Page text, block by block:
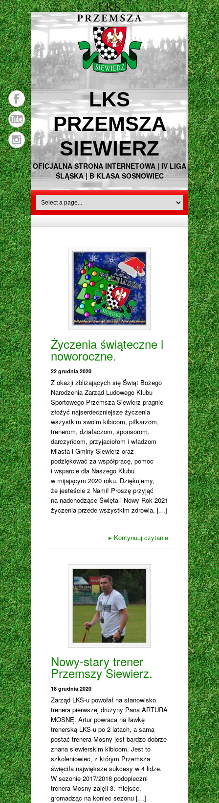
LKS
PRZEMSZA
SIEWIERZ
OFICJALNA STRONA INTERNETOWA | IV LIGA
ŚLĄSKA | B KLASA SOSNOWIEC
Życzenia świąteczne i
noworoczne.
22 grudnia 2020
Z okazji zbliżających się Świąt Bożego
Narodzenia Zarząd Ludowego Klubu
Sportowego Przemsza Siewierz pragnie
złożyć najserdeczniejsze życzenia
wszystkim swoim kibicom, piłkarzom,
trenerom, działaczom, sponsorom,
darczyńcom, przyjaciołom i władzom
Miasta i Gminy Siewierz oraz
podziękować za współpracę, pomoc
i wsparcie dla Naszego Klubu
w mijającym 2020 roku. Dziękujemy,
że jesteście z Nami! Proszę przyjąć
na nadchodzące Święta i Nowy Rok 2021
życzenia przede wszystkim zdrowia, […]
▸ Kontynuuj czytanie
Nowy-stary trener
Przemszy Siewierz.
18 grudnia 2020
Zarząd LKS-u powołał na stanowisko
trenera pierwszej drużyny Pana ARTURA
MOSNĘ. Artur powraca na ławkę
trenerską LKS-u po 2 latach, a sama
postać trenera Mosny jest bardzo dobrze
znana siewierskim kibicom. Jest to
szkoleniowiec, z którym Przemsza
święciła największe sukcesy w 4 lidze.
W sezonie 2017/2018 podopieczni
trenera Mosny zajęli 3. miejsce,
gromadząc na koniec sezonu […]